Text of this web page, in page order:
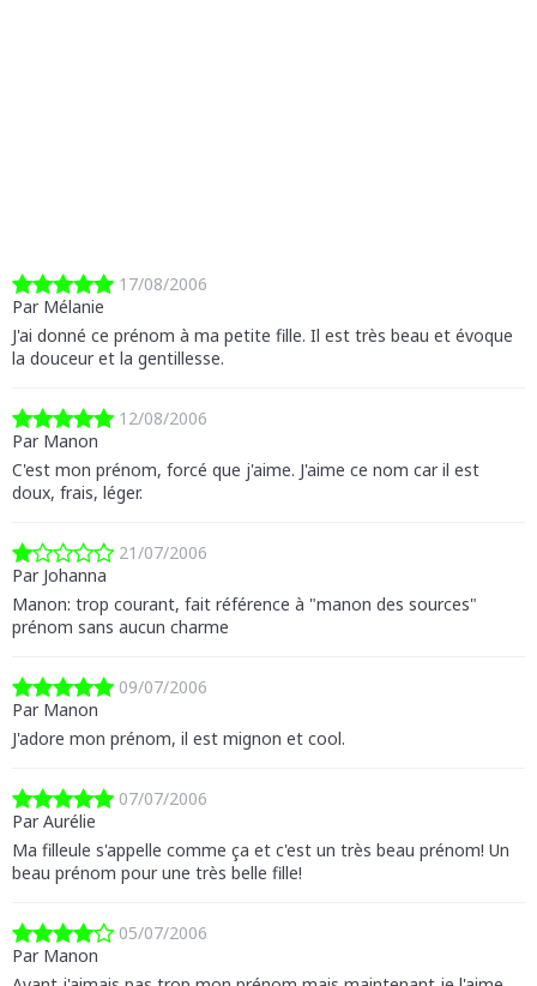
17/08/2006
Par Mélanie
J'ai donné ce prénom à ma petite fille. Il est très beau et évoque
la douceur et la gentillesse.
12/08/2006
Par Manon
C'est mon prénom, forcé que j'aime. J'aime ce nom car il est
doux, frais, léger.
21/07/2006
Par Johanna
Manon: trop courant, fait référence à "manon des sources"
prénom sans aucun charme
09/07/2006
Par Manon
J'adore mon prénom, il est mignon et cool.
07/07/2006
Par Aurélie
Ma filleule s'appelle comme ça et c'est un très beau prénom! Un
beau prénom pour une très belle fille!
05/07/2006
Par Manon